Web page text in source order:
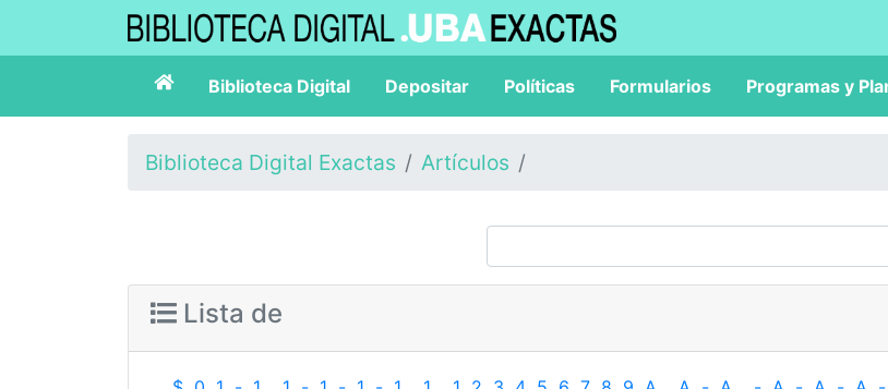
Biblioteca Digital Depositar Políticas Formularios Programas y
Biblioteca Digital Exactas Artículos
Lista de